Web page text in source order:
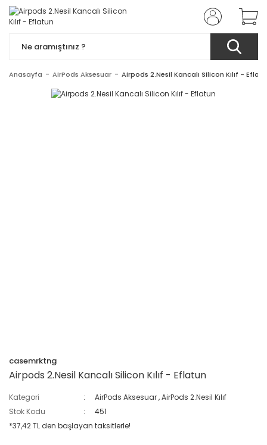
Anasayfa AirPods Aksesuar Airpods 2.Nesil Kancalı Silicon Kılıf -
casemrktng
Airpods 2.Nesil Kancalı Silicon Kılıf - Eflatun
Kategori AirPods Aksesuar,AirPods 2.Nesil Kılıf
Stok Kodu
451
*37,42 TL den başlayan taksitlerle!